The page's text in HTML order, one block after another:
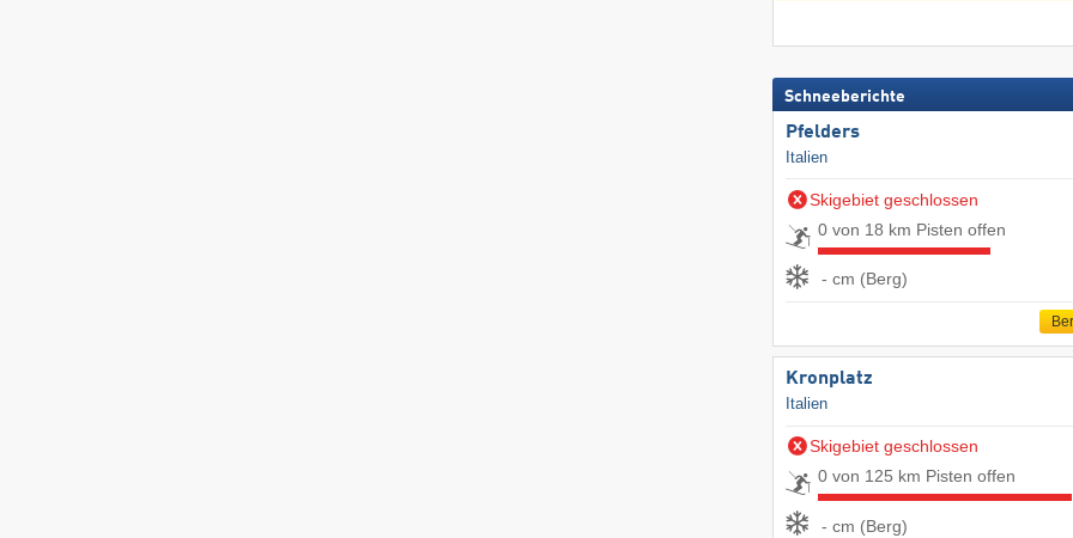
Schneeberichte
Pfelders
Italien
Skigebiet geschlossen
0 von 18 km Pisten offen
- cm (Berg)
Kronplatz
Italien
Skigebiet geschlossen
0 von 125 km Pisten offen
- cm (Berg)